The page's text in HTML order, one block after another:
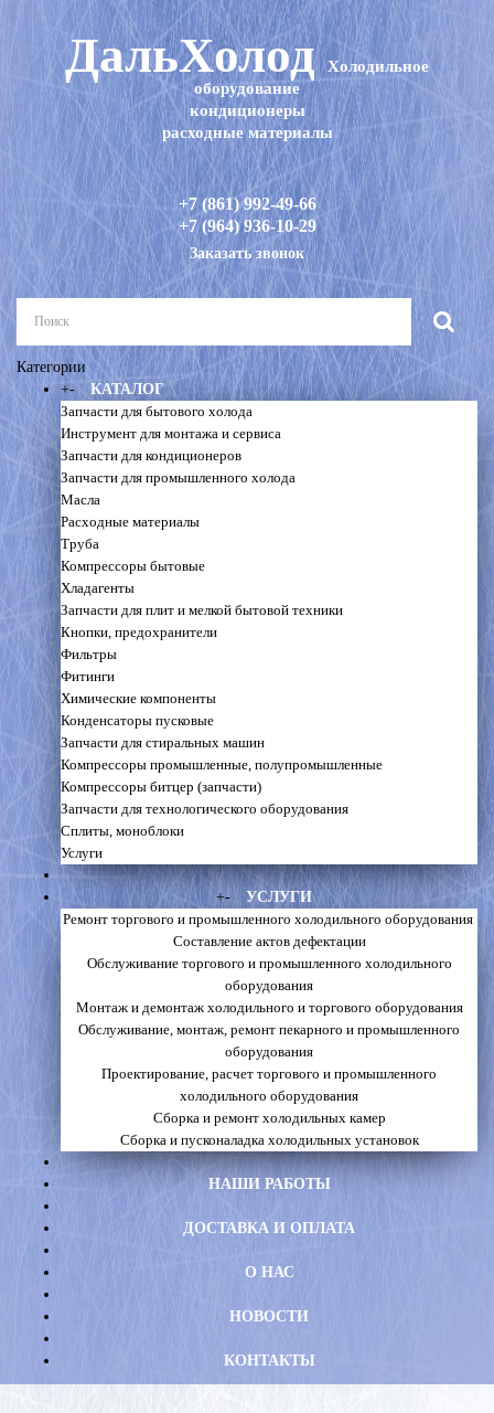
ДальХолодХолодильное
оборудование
кондиционеры
расходные материалы
+7 (861) 992-49-66
+7 (964) 936-10-29
Заказать звонок
Категории
+-
КАТАЛОГ
Запчасти для бытового холода
Инструмент для монтажа и сервиса
Запчасти для кондиционеров
Запчасти для промышленного холода
Масла
Расходные материалы
Труба
Компрессоры бытовые
Хладагенты
Запчасти для плит и мелкой бытовой техники
Кнопки, предохранители
Фильтры
Фитинги
Химические компоненты
Конденсаторы пусковые
Запчасти для стиральных машин
Компрессоры промышленные, полупромышленные
Компрессоры битцер (запчасти)
Запчасти для технологического оборудования
Сплиты, моноблоки
Услуги
+-
УСЛУГИ
Ремонт торгового и промышленного холодильного оборудования
Составление актов дефектации
Обслуживание торгового и промышленного холодильного
оборудования
Монтаж и демонтаж холодильного и торгового оборудования
Обслуживание, монтаж, ремонт пекарного и промышленного
оборудования
Проектирование, расчет торгового и промышленного
холодильного оборудования
Сборка и ремонт холодильных камер
Сборка и пусконаладка холодильных установок
НАШИ РАБОТЫ
ДОСТАВКА И ОПЛАТА
О НАС
НОВОСТИ
КОНТАКТЫ